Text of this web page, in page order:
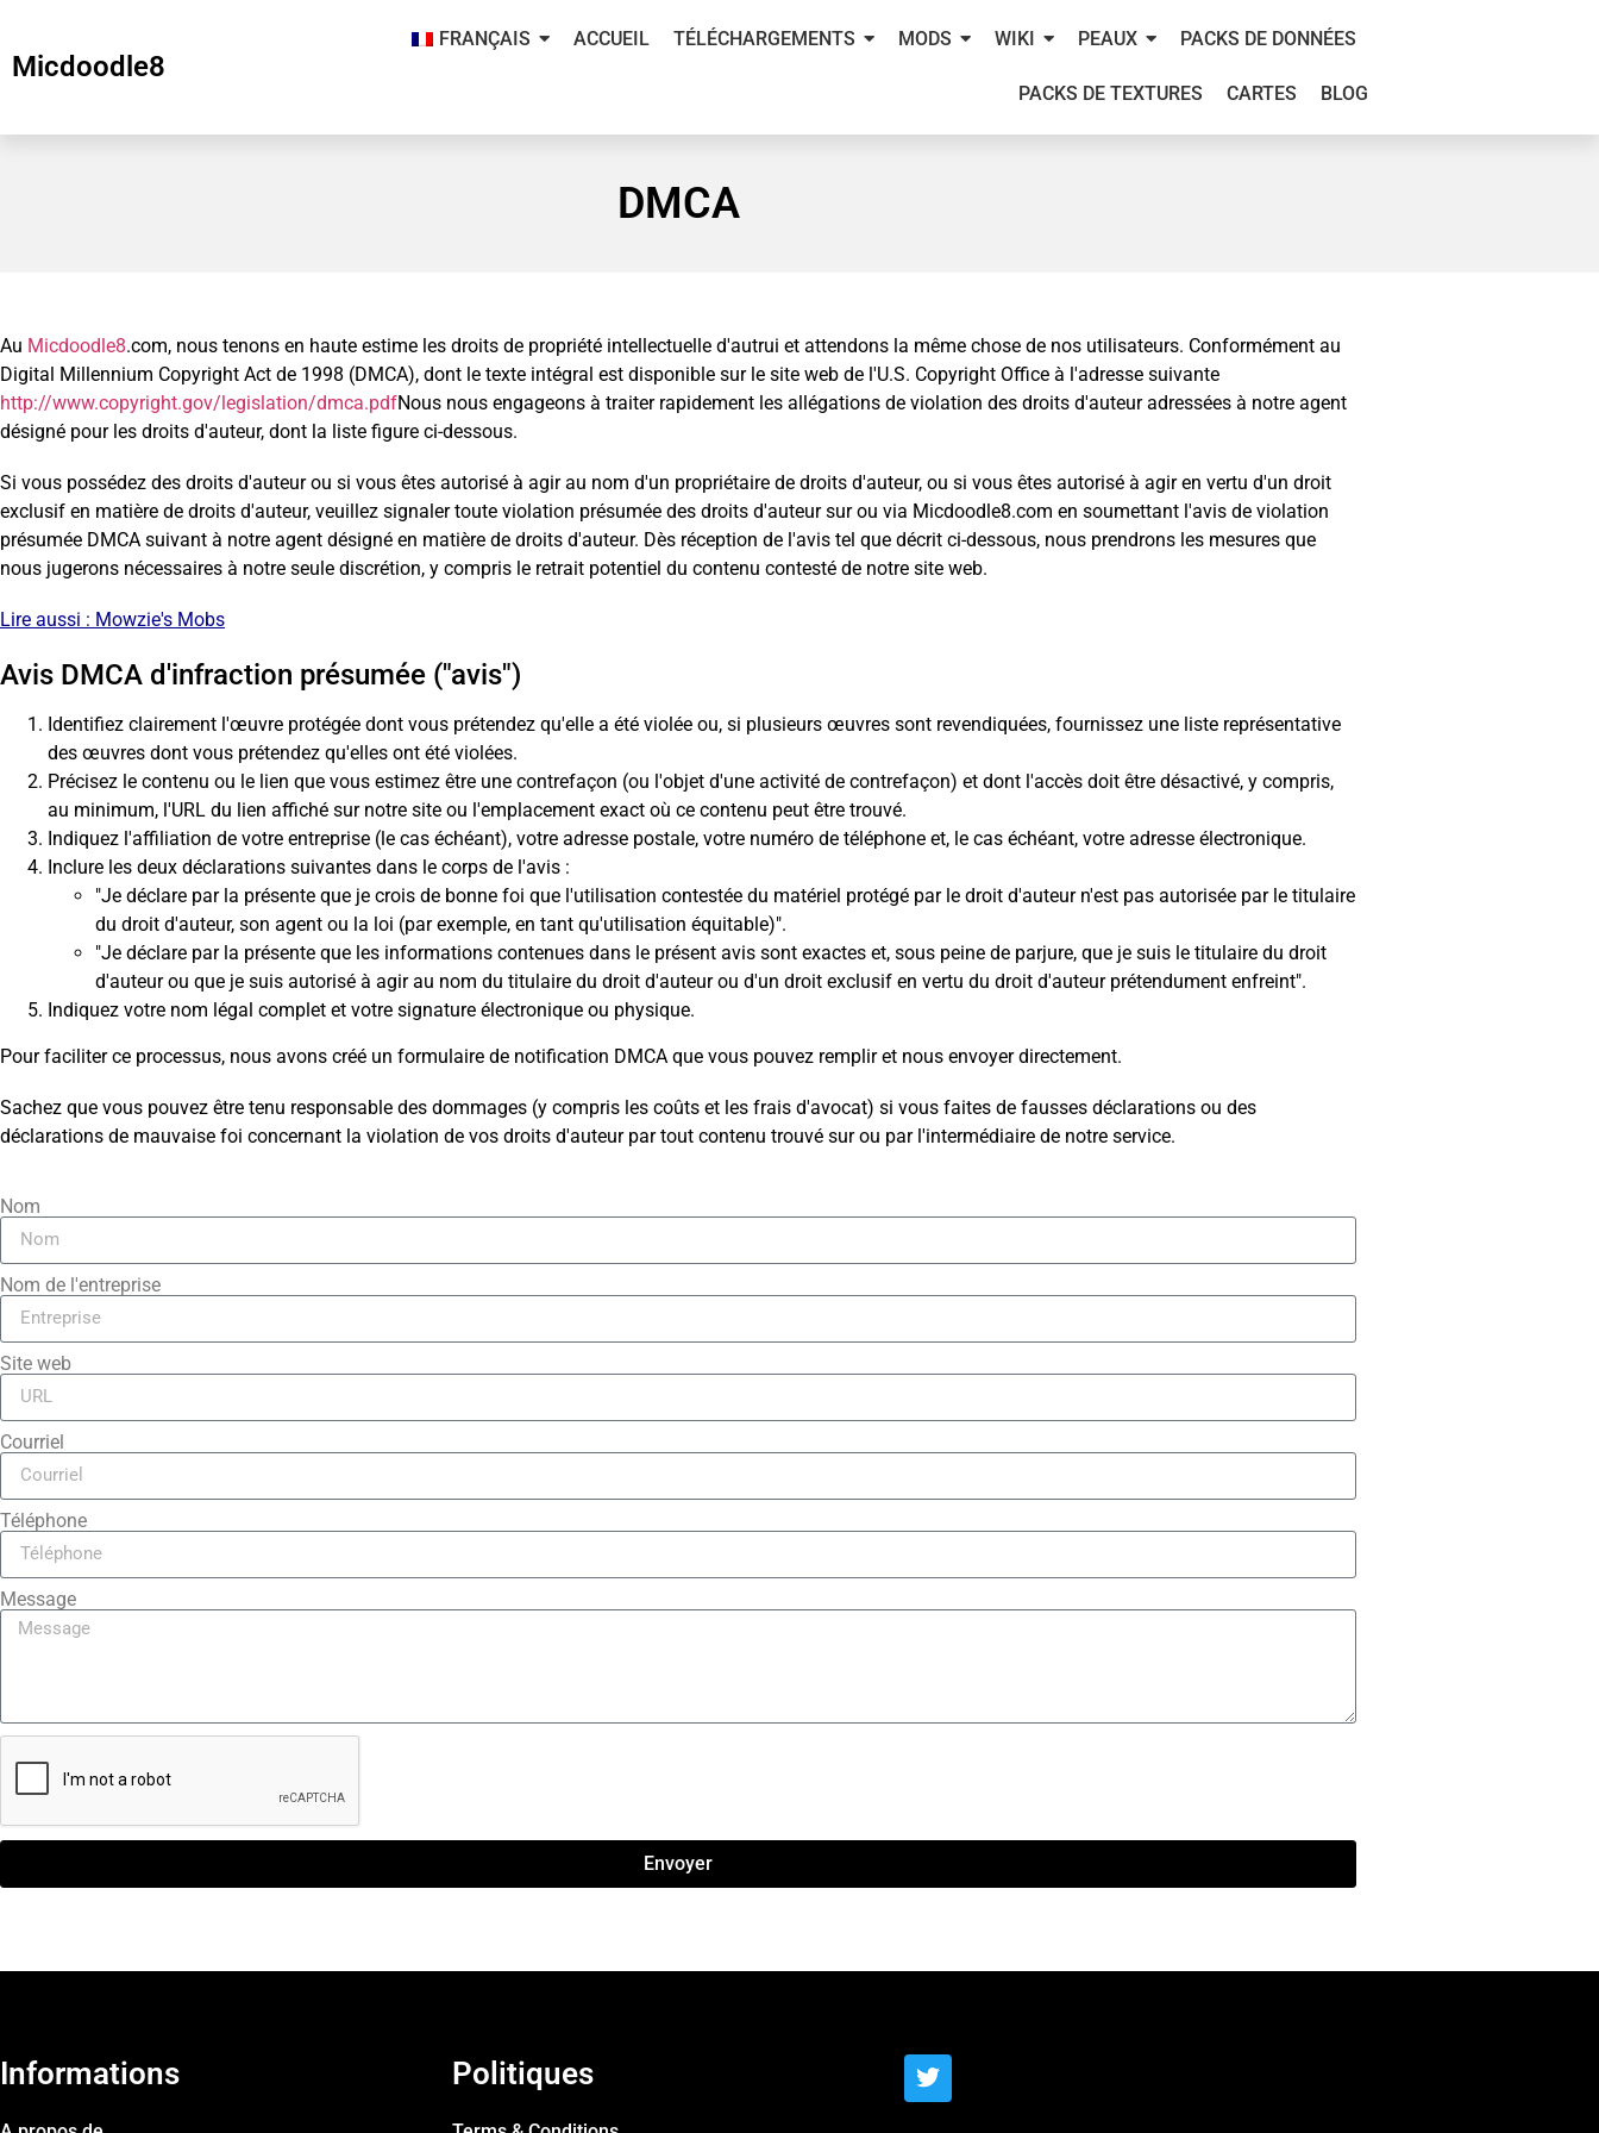
Micdoodle8
FRANÇAIS ACCUEIL TÉLÉCHARGEMENTS MODS WIKI PEAUX PACKS DE DONNÉES
PACKS DE TEXTURES CARTES BLOG
DMCA
Au Micdoodle8.com, nous tenons en haute estime les droits de propriété intellectuelle d'autrui et attendons la même chose de nos utilisateurs. Conformément au
Digital Millennium Copyright Act de 1998 (DMCA), dont le texte intégral est disponible sur le site web de l'U.S. Copyright Office à l'adresse suivante
http://www.copyright.gov/legislation/dmca.pdfNous nous engageons à traiter rapidement les allégations de violation des droits d'auteur adressées à notre agent
désigné pour les droits d'auteur, dont la liste figure ci-dessous.
Si vous possédez des droits d'auteur ou si vous êtes autorisé à agir au nom d'un propriétaire de droits d'auteur, ou si vous êtes autorisé à agir en vertu d'un droit
exclusif en matière de droits d'auteur, veuillez signaler toute violation présumée des droits d'auteur sur ou via Micdoodle8.com en soumettant l'avis de violation
présumée DMCA suivant à notre agent désigné en matière de droits d'auteur. Dès réception de l'avis tel que décrit ci-dessous, nous prendrons les mesures que
nous jugerons nécessaires à notre seule discrétion, y compris le retrait potentiel du contenu contesté de notre site web.
Lire aussi : Mowzie's Mobs
Avis DMCA d'infraction présumée ("avis")
Identifiez clairement l'œuvre protégée dont vous prétendez qu'elle a été violée ou, si plusieurs œuvres sont revendiquées, fournissez une liste représentative
des œuvres dont vous prétendez qu'elles ont été violées.
Précisez le contenu ou le lien que vous estimez être une contrefaçon (ou l'objet d'une activité de contrefaçon) et dont l'accès doit être désactivé, y compris,
au minimum, l'URL du lien affiché sur notre site ou l'emplacement exact où ce contenu peut être trouvé.
Indiquez l'affiliation de votre entreprise (le cas échéant), votre adresse postale, votre numéro de téléphone et, le cas échéant, votre adresse électronique.
Inclure les deux déclarations suivantes dans le corps de l'avis :
"Je déclare par la présente que je crois de bonne foi que l'utilisation contestée du matériel protégé par le droit d'auteur n'est pas autorisée par le titulaire
du droit d'auteur, son agent ou la loi (par exemple, en tant qu'utilisation équitable)".
"Je déclare par la présente que les informations contenues dans le présent avis sont exactes et, sous peine de parjure, que je suis le titulaire du droit
d'auteur ou que je suis autorisé à agir au nom du titulaire du droit d'auteur ou d'un droit exclusif en vertu du droit d'auteur prétendument enfreint".
Indiquez votre nom légal complet et votre signature électronique ou physique.
Pour faciliter ce processus, nous avons créé un formulaire de notification DMCA que vous pouvez remplir et nous envoyer directement.
Sachez que vous pouvez être tenu responsable des dommages (y compris les coûts et les frais d'avocat) si vous faites de fausses déclarations ou des
déclarations de mauvaise foi concernant la violation de vos droits d'auteur par tout contenu trouvé sur ou par l'intermédiaire de notre service.
Nom
Nom de l'entreprise
Site web
Courriel
Téléphone
Message
Envoyer
Informations Politiques